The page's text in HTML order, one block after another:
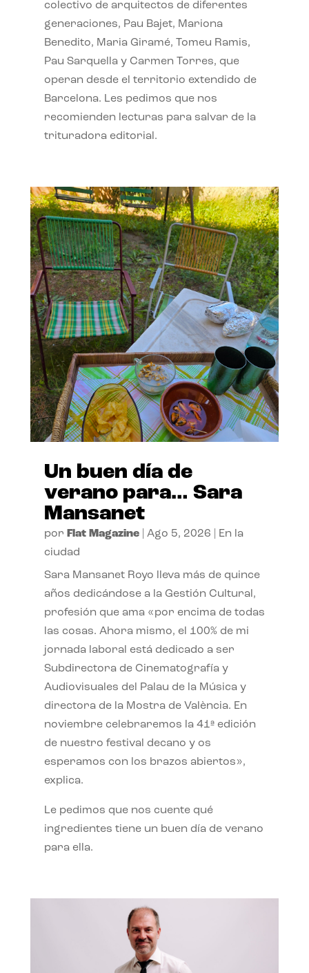
colectivo de arquitectos de diferentes
generaciones, Pau Bajet, Mariona
Benedito, Maria Giramé, Tomeu Ramis,
Pau Sarquella y Carmen Torres, que
operan desde el territorio extendido de
Barcelona. Les pedimos que nos
recomienden lecturas para salvar de la
trituradora editorial.
Un buen día de
verano para… Sara
Mansanet
por Flat Magazine| Ago 5, 2026
En la
ciudad
Sara Mansanet Royo lleva más de quince
años dedicándose a la Gestión Cultural,
profesión que ama «por encima de todas
las cosas. Ahora mismo, el 100% de mi
jornada laboral está dedicado a ser
Subdirectora de Cinematografía y
Audiovisuales del Palau de la Música y
directora de la Mostra de València. En
noviembre celebraremos la 41ª edición
de nuestro festival decano y os
esperamos con los brazos abiertos»,
explica.
Le pedimos que nos cuente qué
ingredientes tiene un buen día de verano
para ella.